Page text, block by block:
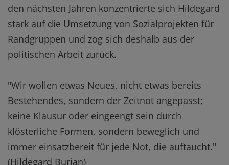
den nächsten Jahren konzentrierte sich Hildegard
stark auf die Umsetzung von Sozialprojekten für
Randgruppen und zog sich deshalb aus der
politischen Arbeit zurück.
"Wir wollen etwas Neues, nicht etwas bereits
Bestehendes, sondern der Zeitnot angepasst;
keine Klausur oder eingeengt sein durch
klösterliche Formen, sondern beweglich und
immer einsatzbereit für jede Not, die auftaucht."
(Hildegard Burjan)